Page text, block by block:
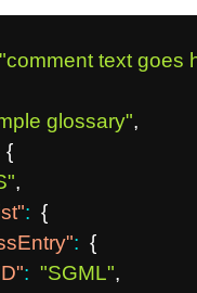
"comment text goes
glossary",
{
,
: {
: {
: "SGML",